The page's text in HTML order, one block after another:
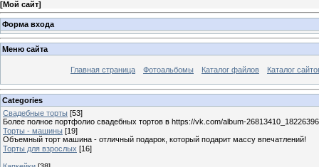
[Мой сайт]
Форма входа
Меню сайта
Главная страница Фотоальбомы Каталог файлов Каталог
Categories
Свадебные торты [53]
Более полное портфолио свадебных тортов в https://vk.com/album-
Торты - машины [19]
Объемный торт машина - отличный подарок, который подарит массу впечатлений!
Торты для взрослых [16]